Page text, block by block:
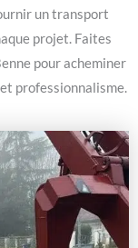
un transport
projet. Faites
pour acheminer
professionnalisme.